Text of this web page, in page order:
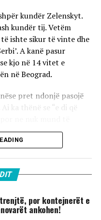
kundër Zelenskyt.
kundër tij. Vetëm
ishte sikur të vinte dhe
A kanë pasur
kjo në 14 vitet e
në Beograd.
pret ndonjë pasojë
ka thënë se “e di që
por kontejnerët e
ankohen!